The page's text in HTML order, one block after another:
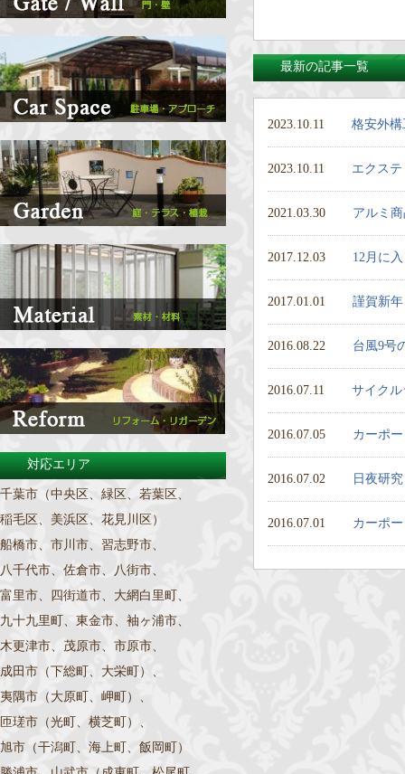
最新の記事一覧
2023.10.11 格安外
2023.10.11 エクス
2021.03.30 アルミ
2017.12.03 12月に
2017.01.01 謹賀新年
2016.08.22 台風9号
2016.07.11 サイク
2016.07.05 カーポ
2016.07.02 日夜研
2016.07.01 カーポ
対応エリア
千葉市（中央区、緑区、若葉区、
稲毛区、美浜区、花見川区）
船橋市、市川市、習志野市、
八千代市、佐倉市、八街市、
富里市、四街道市、大網白里町、
九十九里町、東金市、袖ヶ浦市、
木更津市、茂原市、市原市、
成田市（下総町、大栄町）、
夷隅市（大原町、岬町）、
匝瑳市（光町、横芝町）、
旭市（干潟町、海上町、飯岡町）